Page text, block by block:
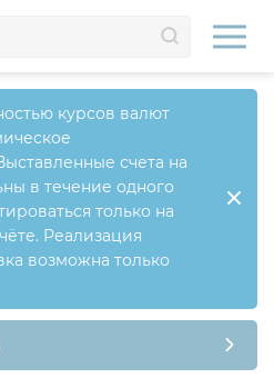
курсов валют
счета на
в течение одного
только на
Реализация
возможна только